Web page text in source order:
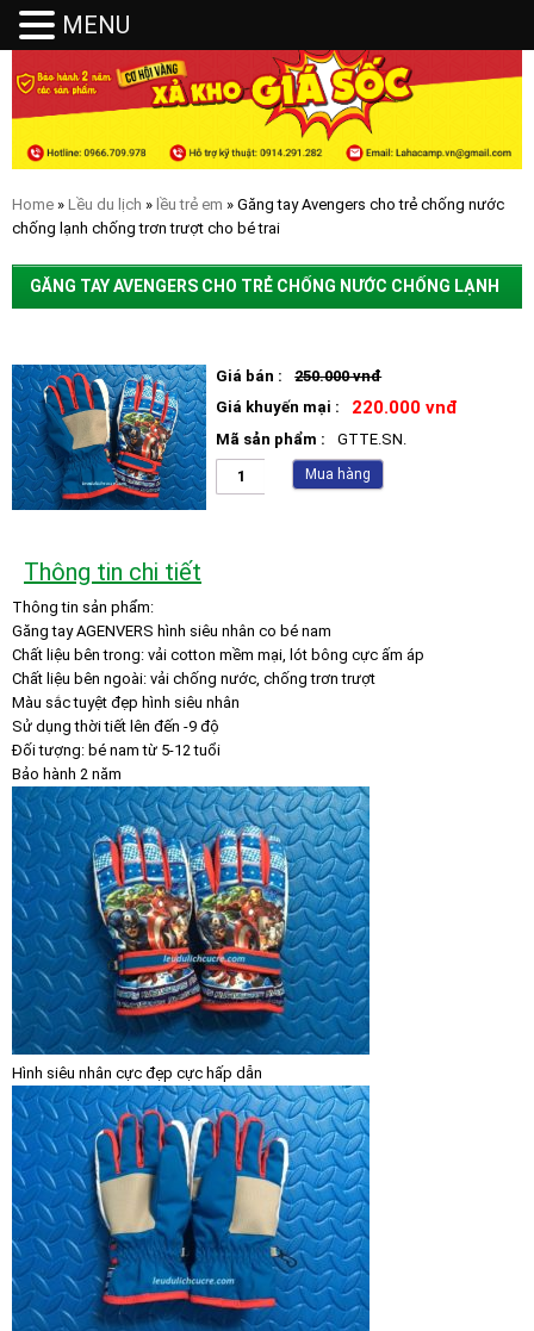
Home » Lều du lịch » lều trẻ em » Găng tay Avengers cho trẻ chống nước
chống lạnh chống trơn trượt cho bé trai
GĂNG TAY AVENGERS CHO TRẺ CHỐNG NƯỚC CHỐNG LẠNH
Giá bán :
250.000 vnđ
Giá khuyến mại :
220.000 vnđ
Mã sản phẩm : GTTE.SN.
Mua hàng
Thông tin chi tiết
Thông tin sản phẩm:
Găng tay AGENVERS hình siêu nhân co bé nam
Chất liệu bên trong: vải cotton mềm mại, lót bông cực ấm áp
Chất liệu bên ngoài: vải chống nước, chống trơn trượt
Màu sắc tuyệt đẹp hình siêu nhân
Sử dụng thời tiết lên đến -9 độ
Đối tượng: bé nam từ 5-12 tuổi
Bảo hành 2 năm
Hình siêu nhân cực đẹp cực hấp dẫn
MENU
MENU